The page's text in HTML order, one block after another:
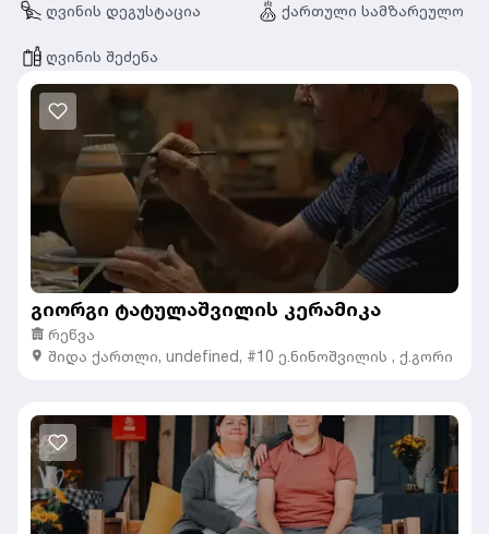
ღვინის დეგუსტაცია ქართული სამზარეულო
ღვინის შეძენა
გიორგი ტატულაშვილის კერამიკა
რეწვა
შიდა ქართლი, undefined, #10 ე.ნინოშვილის , ქ.გორი